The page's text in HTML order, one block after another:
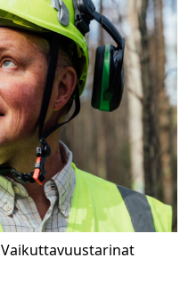
Vaikuttavuustarinat